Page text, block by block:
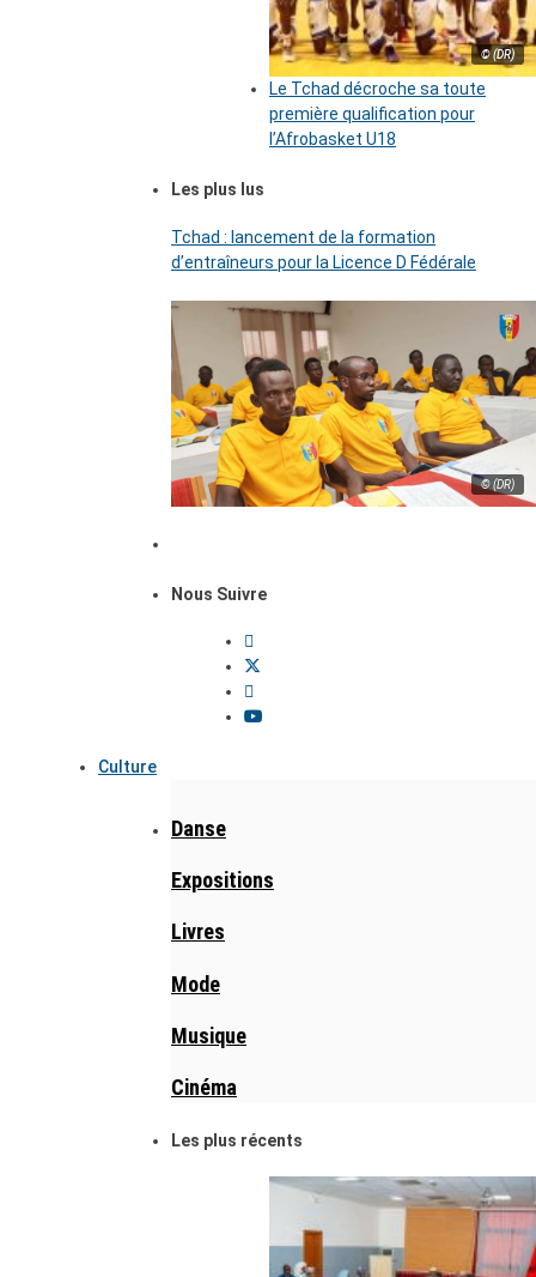
© (DR)
Le Tchad décroche sa toute
première qualification pour
l’Afrobasket U18
Les plus lus
Tchad : lancement de la formation
d’entraîneurs pour la Licence D Fédérale
© (DR)
Nous Suivre
Culture
Danse
Expositions
Livres
Mode
Musique
Cinéma
Les plus récents